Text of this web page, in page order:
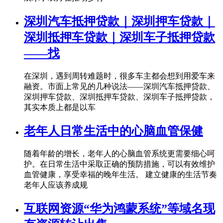
深圳汽车抵押贷款｜深圳押车贷款｜
深圳抵押车贷款｜深圳车子抵押贷款
——找
在深圳，遇到周转难题时，很多车主都会想到用爱车来
融资。市面上常见的几种说法——深圳汽车抵押贷款、
深圳押车贷款、深圳抵押车贷款、深圳车子抵押贷款，
其实本质上都是以车
老年人日常生活中的心脑血管保健
随着年龄的增长，老年人的心脑血管系统更需要细心呵
护。在日常生活中采取正确的预防措施，可以有效维护
血管健康，享受幸福的晚年生活。 建立健康的生活节奏
老年人应该养成规
互联网资源“华为鸿蒙系统”等域名现